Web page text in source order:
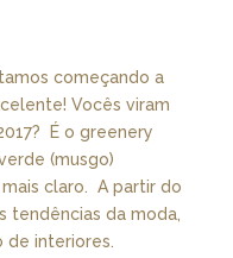
começando a
Vocês viram
É o greenery
(musgo)
claro. A partir do
tendências da moda,
de interiores.